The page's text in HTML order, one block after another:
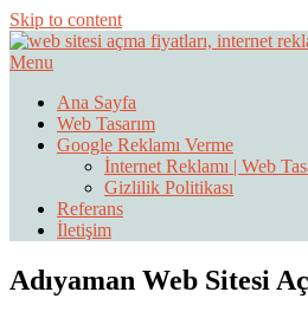
Skip to content
Web Sitesi
Menu
Ana Sayfa
Web Tasarım
Google Reklamı Verme
İnternet Reklamı | Web
Gizlilik Politikası
Referans
İletişim
Adıyaman Web Sitesi